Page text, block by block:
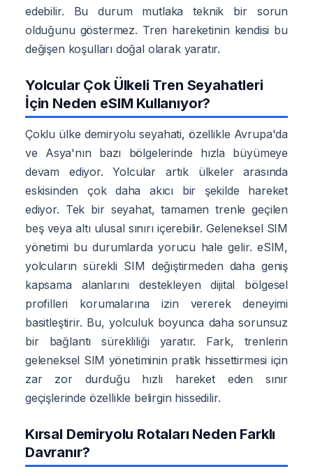
edebilir. Bu durum mutlaka teknik bir sorun
olduğunu göstermez. Tren hareketinin kendisi bu
değişen koşulları doğal olarak yaratır.
Yolcular Çok Ülkeli Tren Seyahatleri
İçin Neden eSIM Kullanıyor?
Çoklu ülke demiryolu seyahati, özellikle Avrupa'da
ve Asya'nın bazı bölgelerinde hızla büyümeye
devam ediyor. Yolcular artık ülkeler arasında
eskisinden çok daha akıcı bir şekilde hareket
ediyor. Tek bir seyahat, tamamen trenle geçilen
beş veya altı ulusal sınırı içerebilir. Geleneksel SIM
yönetimi bu durumlarda yorucu hale gelir. eSIM,
yolcuların sürekli SIM değiştirmeden daha geniş
kapsama alanlarını destekleyen dijital bölgesel
profilleri korumalarına izin vererek deneyimi
basitleştirir. Bu, yolculuk boyunca daha sorunsuz
bir bağlantı sürekliliği yaratır. Fark, trenlerin
geleneksel SIM yönetiminin pratik hissettirmesi için
zar zor durduğu hızlı hareket eden sınır
geçişlerinde özellikle belirgin hissedilir.
Kırsal Demiryolu Rotaları Neden Farklı
Davranır?